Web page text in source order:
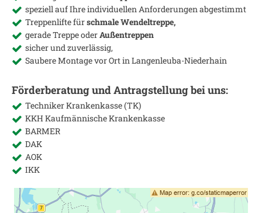
speziell auf Ihre individuellen Anforderungen abgestimmt
Treppenlifte fürschmale Wendeltreppe,
gerade Treppe oderAußentreppen
sicher und zuverlässig,
Saubere Montage vor Ort inLangenleuba-Niederhain
Förderberatung und Antragstellung bei uns:
Techniker Krankenkasse (TK)
KKH Kaufmännische Krankenkasse
BARMER
DAK
AOK
IKK